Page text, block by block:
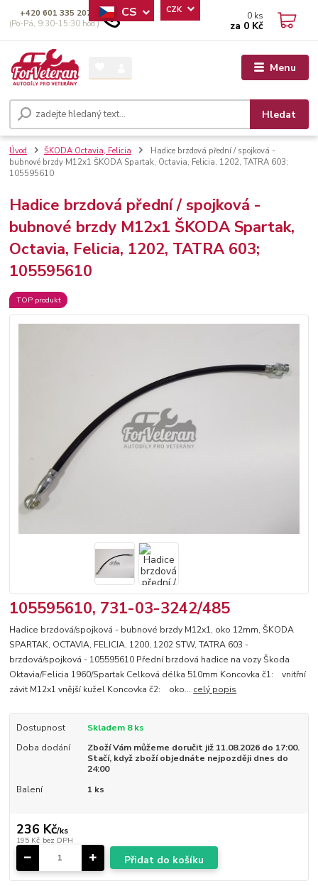
Menu
CS CZK
Hledat
+420 601 335 207
(Po-Pá, 9:30-15:30 hod.)
0 ks
za 0 Kč
Úvod ŠKODA Octavia, Felicia
Hadice brzdová přední / spojková -
bubnové brzdy M12x1 ŠKODA Spartak, Octavia, Felicia, 1202, TATRA 603;
105595610
Hadice brzdová přední / spojková -
bubnové brzdy M12x1 ŠKODA Spartak,
Octavia, Felicia, 1202, TATRA 603;
105595610
TOP produkt
105595610, 731-03-3242/485
Hadice brzdová/spojková - bubnové brzdy M12x1, oko 12mm, ŠKODA
SPARTAK, OCTAVIA, FELICIA, 1200, 1202 STW, TATRA 603 -
brzdová/spojková - 105595610 Přední brzdová hadice na vozy Škoda
Oktavia/Felicia 1960/Spartak Celková délka 510mm Koncovka č1: vnitřní
závit M12x1 vnější kužel Koncovka č2: oko... celý popis
Dostupnost
Skladem 8 ks
Doba dodání
Zboží Vám můžeme doručit již 11.08.2026 do 17:00.
Stačí, když zboží objednáte nejpozději dnes do
24:00
Balení
1 ks
236 Kč/ks
195 Kč bez DPH
Přidat do košíku